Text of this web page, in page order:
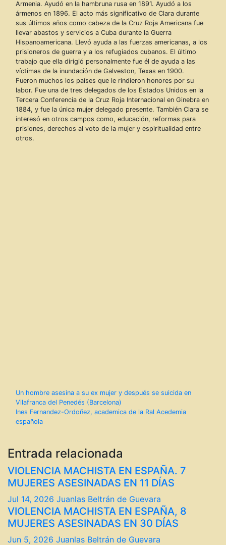
Armenia. Ayudó en la hambruna rusa en 1891. Ayudó a los
ármenos en 1896. El acto más significativo de Clara durante
sus últimos años como cabeza de la Cruz Roja Americana fue
llevar abastos y servicios a Cuba durante la Guerra
Hispanoamericana. Llevó ayuda a las fuerzas americanas, a los
prisioneros de guerra y a los refugiados cubanos. El último
trabajo que ella dirigió personalmente fue él de ayuda a las
víctimas de la inundación de Galveston, Texas en 1900.
Fueron muchos los países que le rindieron honores por su
labor. Fue una de tres delegados de los Estados Unidos en la
Tercera Conferencia de la Cruz Roja Internacional en Ginebra en
1884, y fue la única mujer delegado presente. También Clara se
interesó en otros campos como, educación, reformas para
prisiones, derechos al voto de la mujer y espiritualidad entre
otros.
Navegación
de
Un hombre asesina a su ex mujer y después se suicida en
Vilafranca del Penedés (Barcelona)
Ines Fernandez-Ordoñez, academica de la Ral Acedemia
española
Entrada relacionada
VIOLENCIA MACHISTA EN ESPAÑA. 7
MUJERES ASESINADAS EN 11 DÍAS
Jul 14, 2026 Juanlas Beltrán de Guevara
VIOLENCIA MACHISTA EN ESPAÑA, 8
MUJERES ASESINADAS EN 30 DÍAS
Jun 5, 2026 Juanlas Beltrán de Guevara